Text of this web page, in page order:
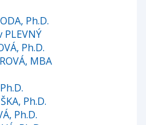
Ph.D.
Ph.D.
MBA
Ph.D.
Ph.D.